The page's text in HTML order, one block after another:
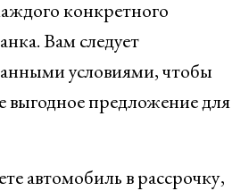
конкретного
Вам следует
условиями, чтобы
выгодное предложение для
автомобиль в рассрочку,